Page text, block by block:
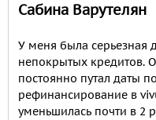
Сабина Варутелян
У меня была серьезная
непокрытых кредитов.
постоянно путал даты
рефинансирование в
уменьшилась почти в 2